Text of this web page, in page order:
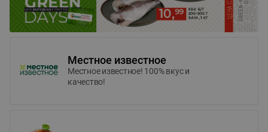
Местное известное
Местное известное! 100% вкус и
качество!